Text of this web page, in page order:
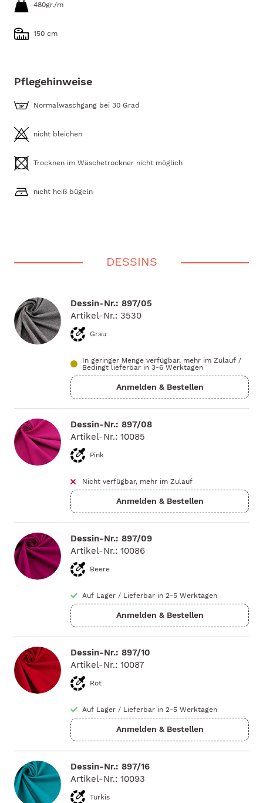
480gr./m
150 cm
Pflegehinweise
Normalwaschgang bei 30 Grad
nicht bleichen
Trocknen im Wäschetrockner nicht möglich
nicht heiß bügeln
DESSINS
Dessin-Nr.: 897/05
Artikel-Nr.: 3530
Grau
In geringer Menge verfügbar, mehr im Zulauf /
Bedingt lieferbar in 3-6 Werktagen
Dessin-Nr.: 897/08
Artikel-Nr.: 10085
Pink
Nicht verfügbar, mehr im Zulauf
Dessin-Nr.: 897/09
Artikel-Nr.: 10086
Beere
Auf Lager / Lieferbar in 2-5 Werktagen
Dessin-Nr.: 897/10
Artikel-Nr.: 10087
Rot
Auf Lager / Lieferbar in 2-5 Werktagen
Dessin-Nr.: 897/16
Artikel-Nr.: 10093
Türkis